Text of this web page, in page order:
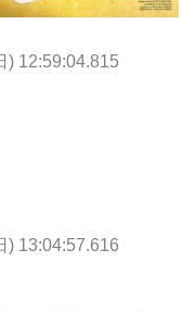
) 12:59:04.815
) 13:04:57.616